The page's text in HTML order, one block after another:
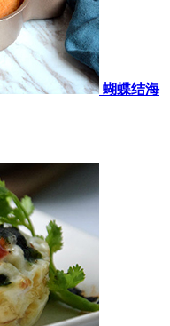
蝴蝶结海